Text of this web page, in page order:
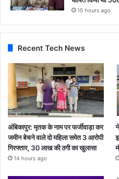
15 hours ago
Recent Tech News
अंबिकापुर: मृतक के नाम पर फर्जीवाड़ा कर
जमीन बेचने वाले दो महिला समेत 3 आरोपी
गिरफ्तार, 30 लाख की ठगी का खुलासा
14 hours ago